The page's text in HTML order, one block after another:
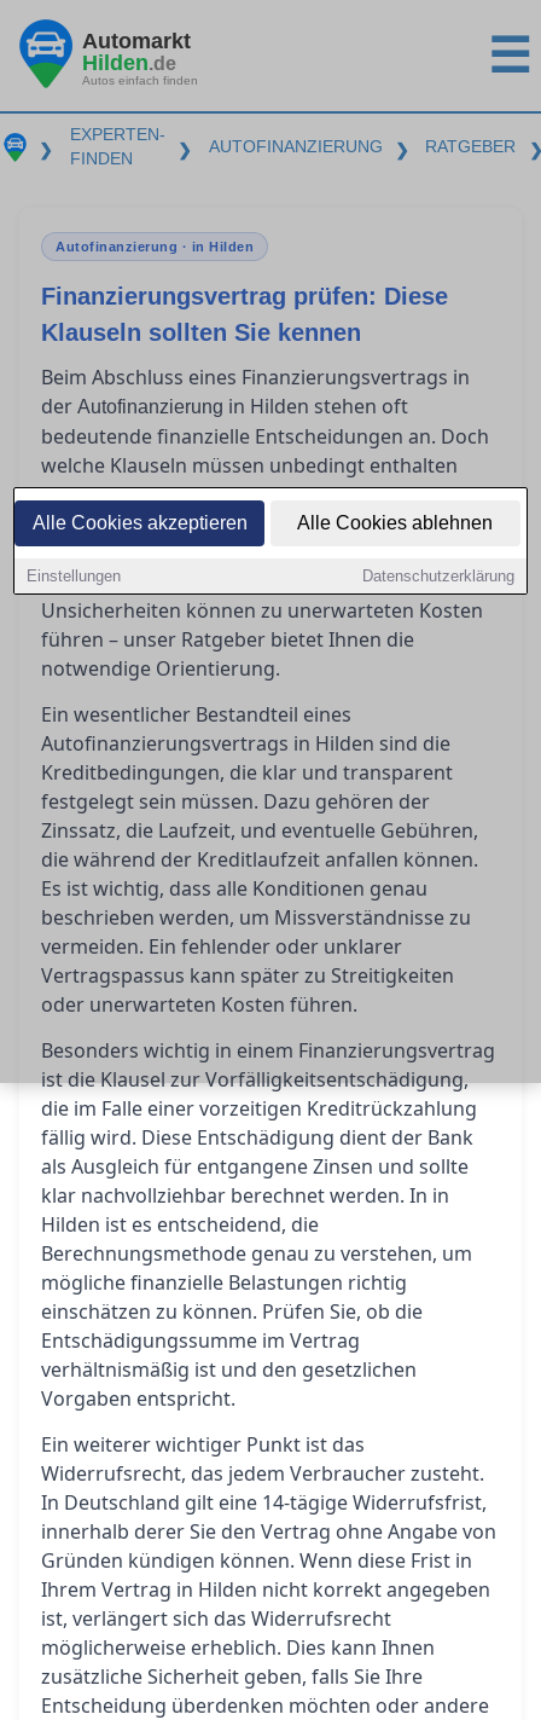
Alle Cookies akzeptieren Alle Cookies ablehnen
Einstellungen Datenschutzerklärung
Automarkt
Hilden.de
Autos einfach finden ☰
❯
EXPERTEN-
FINDEN
❯ AUTOFINANZIERUNG ❯ RATGEBER
Autofinanzierung · in Hilden
Finanzierungsvertrag prüfen: Diese
Klauseln sollten Sie kennen
Beim Abschluss eines Finanzierungsvertrags in
der Autofinanzierung in Hilden stehen oft
bedeutende finanzielle Entscheidungen an. Doch
welche Klauseln müssen unbedingt enthalten
sein, um rechtlich abgesichert zu sein? Viele
Verbraucher sind unsicher, was
Vorfälligkeitsentschädigungen bedeuten oder
wann ein Widerruf möglich ist. Diese
Unsicherheiten können zu unerwarteten Kosten
führen – unser Ratgeber bietet Ihnen die
notwendige Orientierung.
Ein wesentlicher Bestandteil eines
Autofinanzierungsvertrags in Hilden sind die
Kreditbedingungen, die klar und transparent
festgelegt sein müssen. Dazu gehören der
Zinssatz, die Laufzeit, und eventuelle Gebühren,
die während der Kreditlaufzeit anfallen können.
Es ist wichtig, dass alle Konditionen genau
beschrieben werden, um Missverständnisse zu
vermeiden. Ein fehlender oder unklarer
Vertragspassus kann später zu Streitigkeiten
oder unerwarteten Kosten führen.
Besonders wichtig in einem Finanzierungsvertrag
ist die Klausel zur Vorfälligkeitsentschädigung,
die im Falle einer vorzeitigen Kreditrückzahlung
fällig wird. Diese Entschädigung dient der Bank
als Ausgleich für entgangene Zinsen und sollte
klar nachvollziehbar berechnet werden. In in
Hilden ist es entscheidend, die
Berechnungsmethode genau zu verstehen, um
mögliche finanzielle Belastungen richtig
einschätzen zu können. Prüfen Sie, ob die
Entschädigungssumme im Vertrag
verhältnismäßig ist und den gesetzlichen
Vorgaben entspricht.
Ein weiterer wichtiger Punkt ist das
Widerrufsrecht, das jedem Verbraucher zusteht.
In Deutschland gilt eine 14-tägige Widerrufsfrist,
innerhalb derer Sie den Vertrag ohne Angabe von
Gründen kündigen können. Wenn diese Frist in
Ihrem Vertrag in Hilden nicht korrekt angegeben
ist, verlängert sich das Widerrufsrecht
möglicherweise erheblich. Dies kann Ihnen
zusätzliche Sicherheit geben, falls Sie Ihre
Entscheidung überdenken möchten oder andere